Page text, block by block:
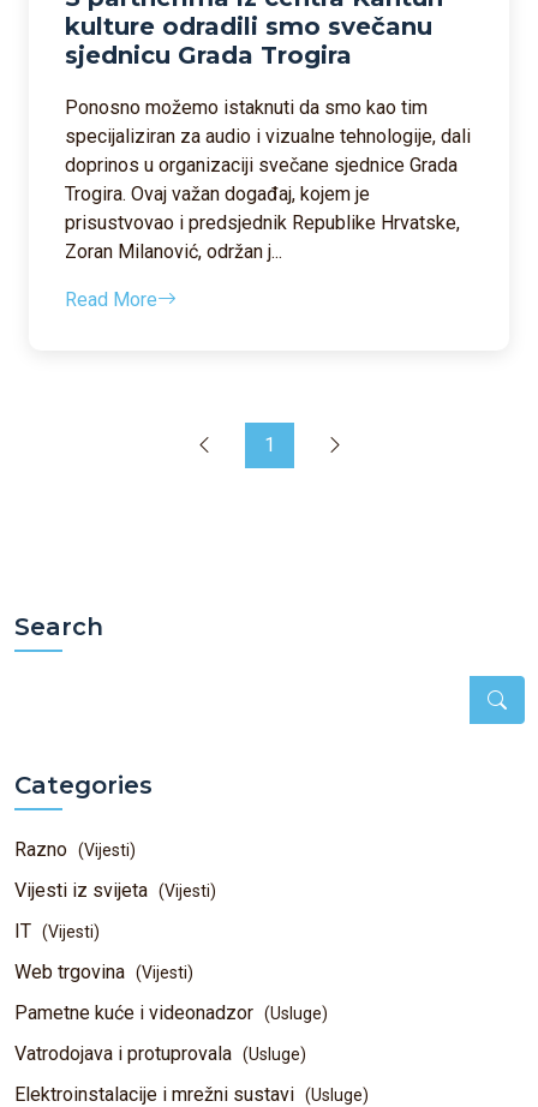
kulture odradili smo svečanu
sjednicu Grada Trogira
Ponosno možemo istaknuti da smo kao tim
specijaliziran za audio i vizualne tehnologije, dali
doprinos u organizaciji svečane sjednice Grada
Trogira. Ovaj važan događaj, kojem je
prisustvovao i predsjednik Republike Hrvatske,
Zoran Milanović, održan j...
Read More
1
Search
Categories
Razno (Vijesti)
Vijesti iz svijeta (Vijesti)
IT (Vijesti)
Web trgovina (Vijesti)
Pametne kuće i videonadzor (Usluge)
Vatrodojava i protuprovala (Usluge)
Elektroinstalacije i mrežni sustavi (Usluge)